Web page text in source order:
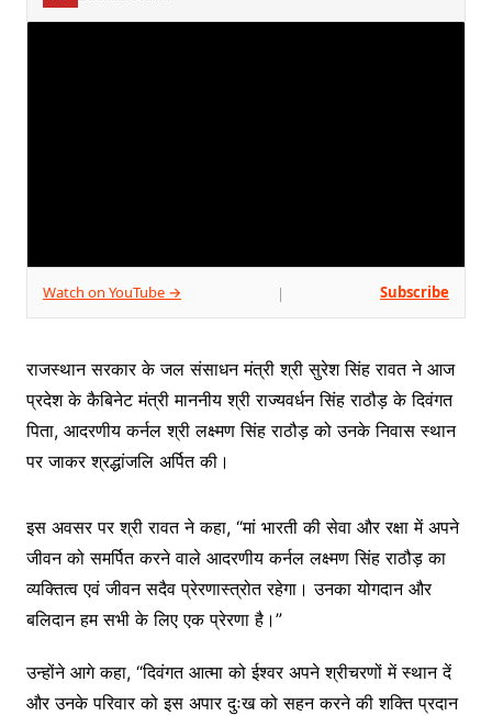
Watch on YouTube → | Subscribe
राजस्थान सरकार के जल संसाधन मंत्री श्री सुरेश सिंह रावत ने आज
प्रदेश के कैबिनेट मंत्री माननीय श्री राज्यवर्धन सिंह राठौड़ के दिवंगत
पिता, आदरणीय कर्नल श्री लक्ष्मण सिंह राठौड़ को उनके निवास स्थान
पर जाकर श्रद्धांजलि अर्पित की।
इस अवसर पर श्री रावत ने कहा, “मां भारती की सेवा और रक्षा में अपने
जीवन को समर्पित करने वाले आदरणीय कर्नल लक्ष्मण सिंह राठौड़ का
व्यक्तित्व एवं जीवन सदैव प्रेरणास्त्रोत रहेगा। उनका योगदान और
बलिदान हम सभी के लिए एक प्रेरणा है।”
उन्होंने आगे कहा, “दिवंगत आत्मा को ईश्वर अपने श्रीचरणों में स्थान दें
और उनके परिवार को इस अपार दुःख को सहन करने की शक्ति प्रदान